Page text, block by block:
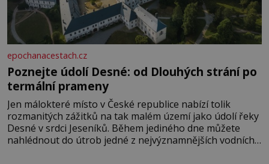
epochanacestach.cz
Poznejte údolí Desné: od Dlouhých strání po
termální prameny
Jen málokteré místo v České republice nabízí tolik
rozmanitých zážitků na tak malém území jako údolí řeky
Desné v srdci Jeseníků. Během jediného dne můžete
nahlédnout do útrob jedné z nejvýznamnějších vodních